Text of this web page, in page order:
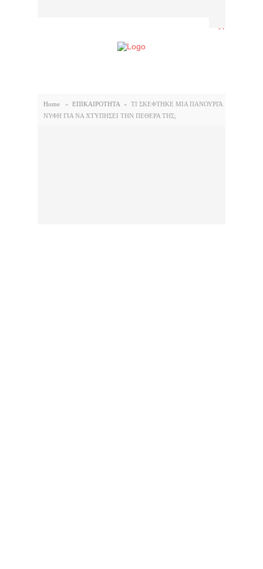
Home » ΕΠΙΚΑΙΡΟΤΗΤΑ » ΤΙ ΣΚΕΦΤΗΚΕ ΜΙΑ ΠΑΝΟΥΡΓΑ
ΝΥΦΗ ΓΙΑ ΝΑ ΧΤΥΠΗΣΕΙ ΤΗΝ ΠΕΘΕΡΑ ΤΗΣ;